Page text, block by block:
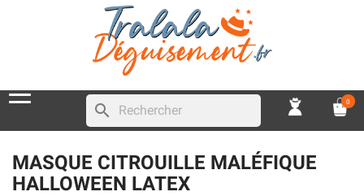
search 0
MASQUE CITROUILLE MALÉFIQUE
HALLOWEEN LATEX